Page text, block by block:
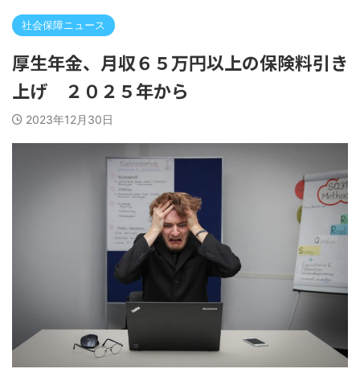
社会保障ニュース
厚生年金、月収６５万円以上の保険料引き
上げ ２０２５年から
2023年12月30日